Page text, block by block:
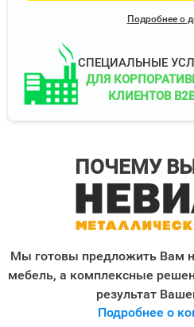
Подробнее о
СПЕЦИАЛЬНЫЕ
ДЛЯ
КЛИЕНТОВ
ПОЧЕМУ
Мы готовы предложить Вам
мебель, а комплексные
результат
Подробнее о